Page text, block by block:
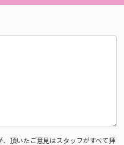
頂いたご意見はスタッフがすべて拝